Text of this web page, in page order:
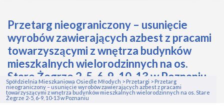
Przetarg nieograniczony – usunięcie
wyrobów zawierających azbest z pracami
towarzyszącymi z wnętrza budynków
mieszkalnych wielorodzinnych na os.
Stare Żegrze 2-5, 6-9, 10-13 w Poznaniu
Spółdzielnia Mieszkaniowa Osiedle Młodych > Przetargi > Przetarg
nieograniczony – usunięcie wyrobów zawierających azbest z pracami
towarzyszącymi z wnętrza budynków mieszkalnych wielorodzinnych na os. Stare
Żegrze 2-5, 6-9, 10-13 w Poznaniu